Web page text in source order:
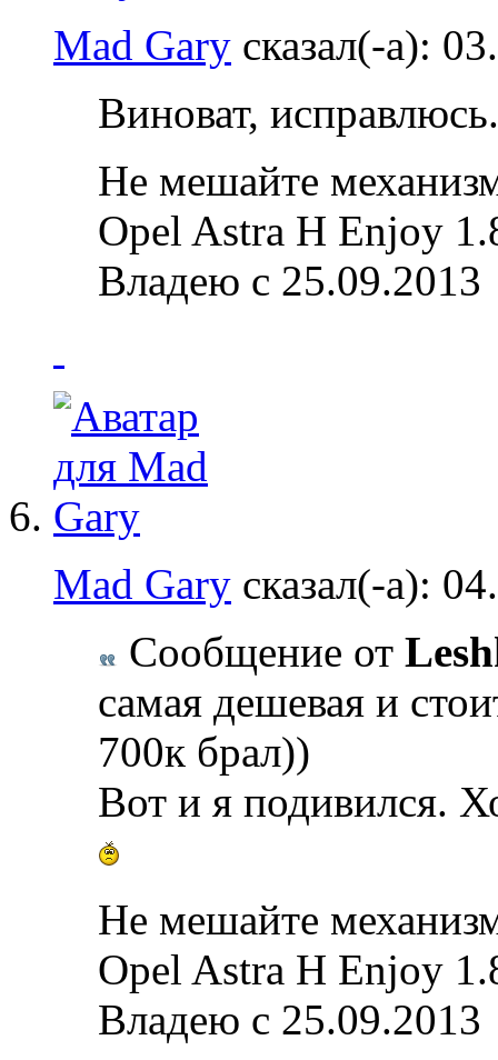
Mad Gary сказал(-а):
Виноват,
Не мешайте
Opel Astra H Enjoy
Владею с 25.09.2013
Mad Gary сказал(-а):
Сообщение от
самая дешевая и
700к брал))
Вот и я подивился.
Не мешайте
Opel Astra H Enjoy
Владею с 25.09.2013